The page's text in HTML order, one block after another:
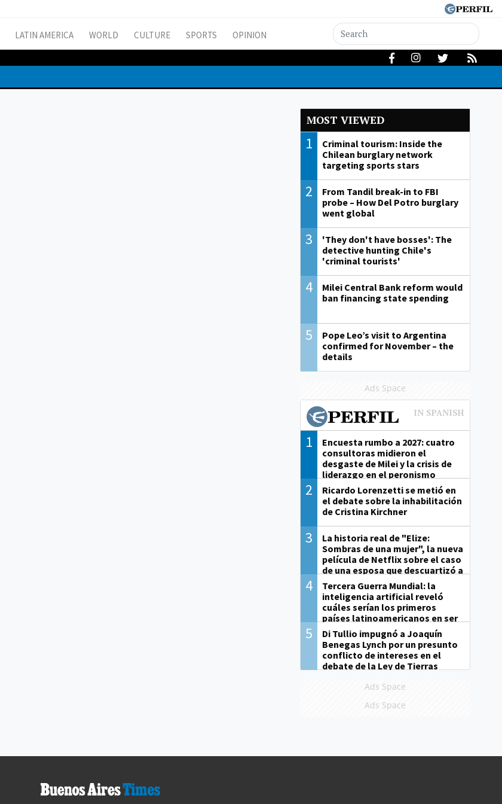
LATIN AMERICA WORLD CULTURE SPORTS OPINION
MOST VIEWED
1
Criminal tourism: Inside the
Chilean burglary network
targeting sports stars
2
From Tandil break-in to FBI
probe – How Del Potro burglary
went global
3
'They don't have bosses': The
detective hunting Chile's
'criminal tourists'
4
Milei Central Bank reform would
ban financing state spending
5
Pope Leo’s visit to Argentina
confirmed for November – the
details
Ads Space
1
Encuesta rumbo a 2027: cuatro
consultoras midieron el
desgaste de Milei y la crisis de
liderazgo en el peronismo
2
Ricardo Lorenzetti se metió en
el debate sobre la inhabilitación
de Cristina Kirchner
3
La historia real de "Elize:
Sombras de una mujer", la nueva
película de Netflix sobre el caso
de una esposa que descuartizó a
su marido
4
Tercera Guerra Mundial: la
inteligencia artificial reveló
cuáles serían los primeros
países latinoamericanos en ser
derrotados
5
Di Tullio impugnó a Joaquín
Benegas Lynch por un presunto
conflicto de intereses en el
debate de la Ley de Tierras
Ads Space
Ads Space